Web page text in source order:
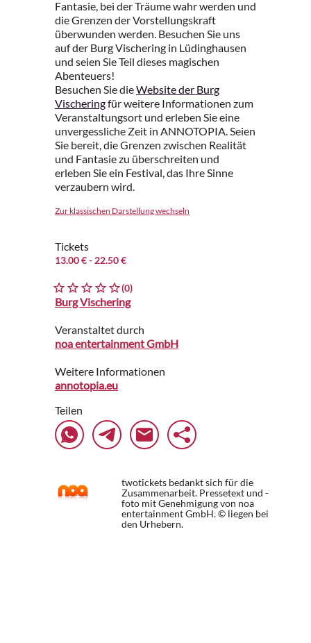
Fantasie, bei der Träume wahr werden und
die Grenzen der Vorstellungskraft
überwunden werden. Besuchen Sie uns
auf der Burg Vischering in Lüdinghausen
und seien Sie Teil dieses magischen
Abenteuers!
Besuchen Sie dieWebsite der Burg
Vischeringfür weitere Informationen zum
Veranstaltungsort und erleben Sie eine
unvergessliche Zeit in ANNOTOPIA. Seien
Sie bereit, die Grenzen zwischen Realität
und Fantasie zu überschreiten und
erleben Sie ein Festival, das Ihre Sinne
verzaubern wird.
Zur klassischen Darstellung wechseln
Tickets
13.00 €- 22.50 €
(0)
Burg Vischering
Veranstaltet durch
noa entertainment GmbH
Weitere Informationen
annotopia.eu
Teilen
twotickets bedankt sich für die
Zusammenarbeit. Pressetext und -
foto mit Genehmigung von noa
entertainment GmbH. © liegen bei
den Urhebern.